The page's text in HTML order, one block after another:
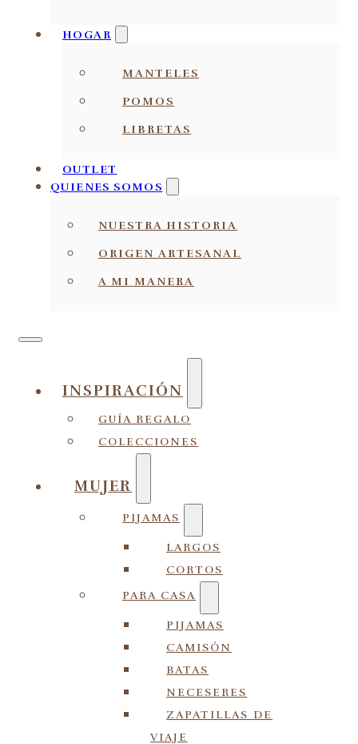
HOGAR
MANTELES
POMOS
LIBRETAS
OUTLET
QUIENES SOMOS
NUESTRA HISTORIA
ORIGEN ARTESANAL
A MI MANERA
INSPIRACIÓN
GUÍA REGALO
COLECCIONES
MUJER
PIJAMAS
LARGOS
CORTOS
PARA CASA
PIJAMAS
CAMISÓN
BATAS
NECESERES
ZAPATILLAS DE
VIAJE